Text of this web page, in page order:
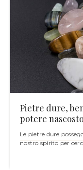
Pietre dure,
potere nascosto
Le pietre dure
nostro spirito per